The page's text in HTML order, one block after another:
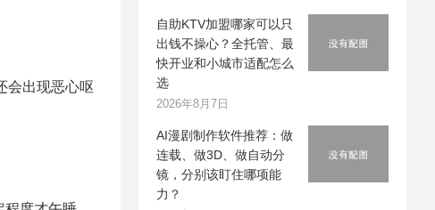
会出现恶心呕
自助KTV加盟哪家可以只
出钱不操心？全托管、最
快开业和小城市适配怎么
选
2026年8月7日
AI漫剧制作软件推荐：做
连载、做3D、做自动分
镜，分别该盯住哪项能
力？